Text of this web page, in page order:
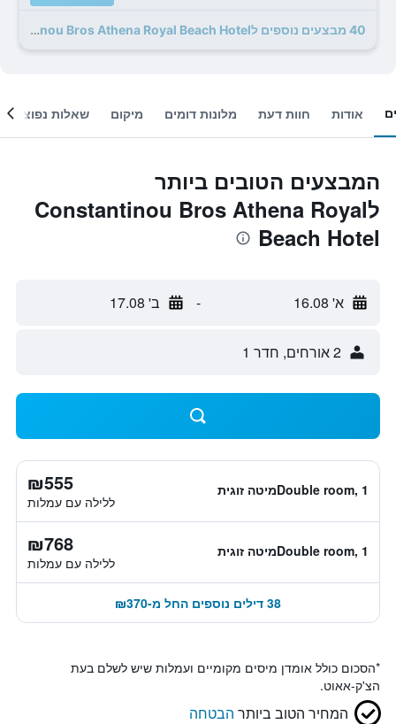
40 מבצעים נוספים לConstantinou Bros Athena Royal Beach Hotel
אודות חוות דעת מלונות דומים מיקום שאלות נפוצות
המבצעים הטובים ביותר
לConstantinou Bros Athena Royal
Beach Hotel
א' 16.08 - ב' 17.08
2 אורחים, חדר 1
Double room, 1מיטה זוגית ₪555
ללילה עם עמלות
Double room, 1מיטה זוגית ₪768
ללילה עם עמלות
38 דילים נוספים החל מ-₪370
*הסכום כולל אומדן מיסים מקומיים ועמלות שיש לשלם בעת
הצ'ק-אאוט.
המחיר הטוב ביותר הבטחה